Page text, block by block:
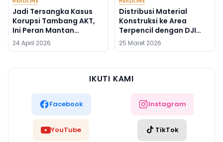
Jadi Tersangka Kasus
Korupsi Tambang AKT,
Ini Peran Mantan
Syahbandar Rangga
Ilung
24 April 2026
Distribusi Material
Konstruksi ke Area
Terpencil dengan DJI
FlyCart 100
25 Maret 2026
IKUTI KAMI
Facebook Instagram
YouTube TikTok